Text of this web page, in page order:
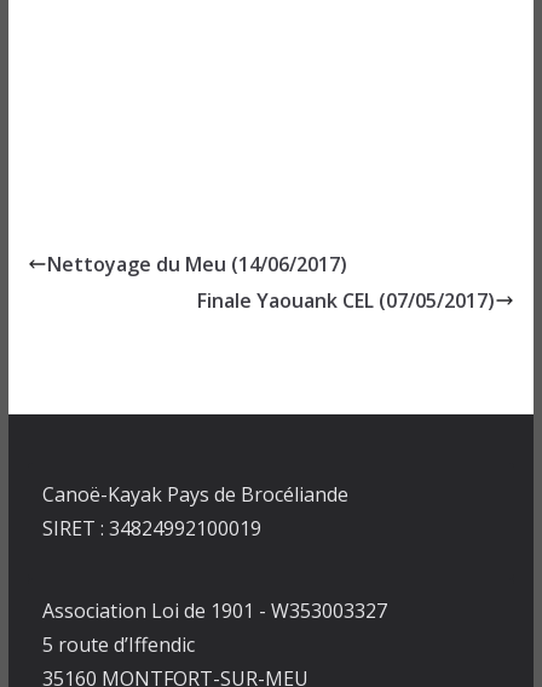
Nettoyage du Meu (14/06/2017)
Finale Yaouank CEL (07/05/2017)
Canoë-Kayak Pays de Brocéliande
SIRET : 34824992100019
Association Loi de 1901 - W353003327
5 route d’Iffendic
35160 MONTFORT-SUR-MEU